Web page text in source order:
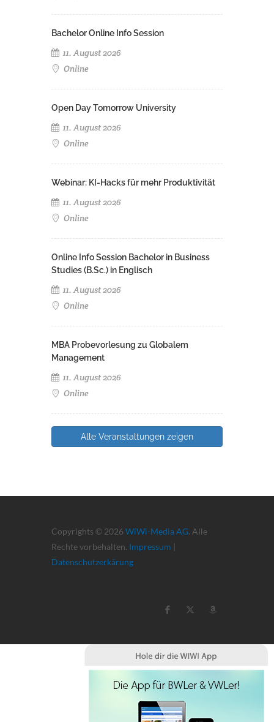
Bachelor Online Info Session
11. August 2026
Online
Open Day Tomorrow University
11. August 2026
Online
Webinar: KI-Hacks für mehr Produktivität
11. August 2026
Online
Online Info Session Bachelor in Business
Studies (B.Sc.) in Englisch
11. August 2026
Online
MBA Probevorlesung zu Globalem
Management
11. August 2026
Online
Alle Veranstaltungen zeigen
Copyrights © 2026 WiWi-Media AG. Alle
Rechte vorbehalten. Impressum |
Datenschutzerkärung